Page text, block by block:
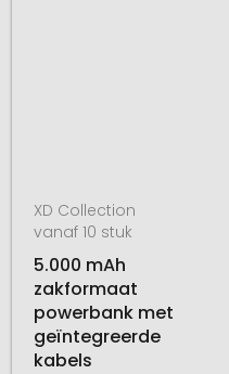
XD Collection
vanaf 10 stuk
5.000 mAh
zakformaat
powerbank met
geïntegreerde
kabels